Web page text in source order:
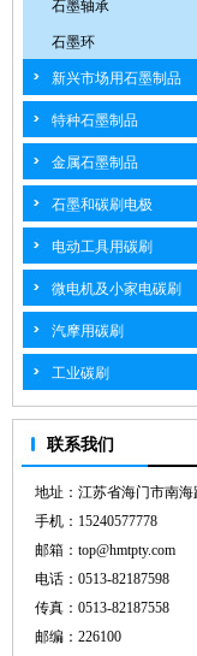
石墨轴承
石墨环
新兴市场用石墨制品
特种石墨制品
金属石墨制品
石墨和碳刷电极
电动工具用碳刷
微电机及小家电碳刷
汽摩用碳刷
工业碳刷
联系我们
地址：江苏省海门市南海
手机：15240577778
邮箱：top@hmtpty.com
电话：0513-82187598
传真：0513-82187558
邮编：226100